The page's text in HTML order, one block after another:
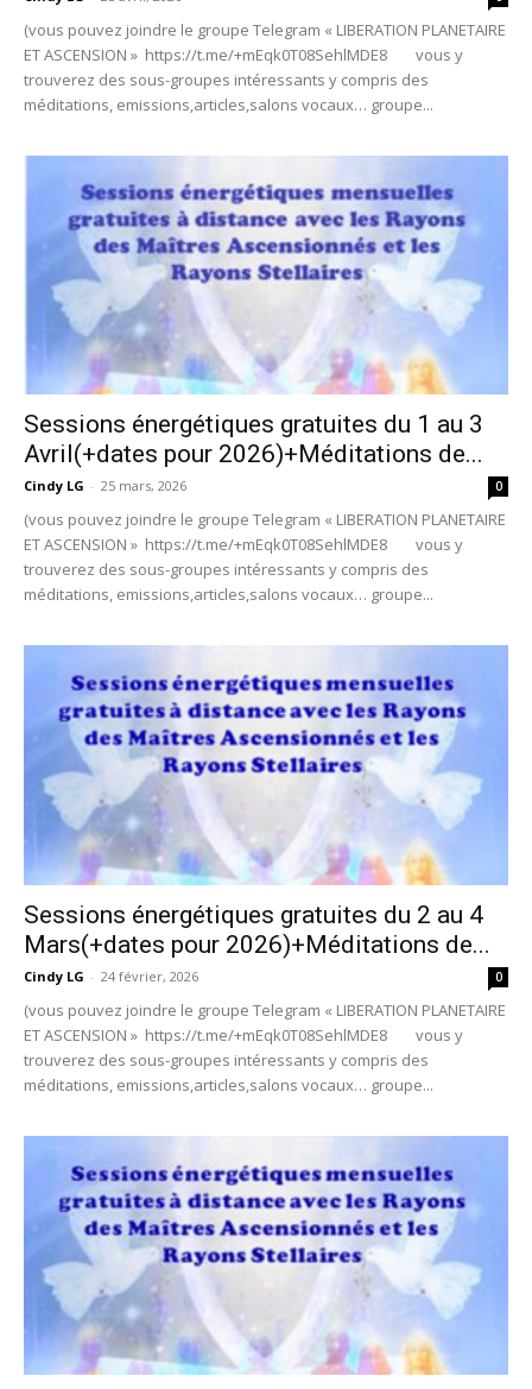
(vous pouvez joindre le groupe Telegram « LIBERATION PLANETAIRE
ET ASCENSION » https://t.me/+mEqk0T08SehlMDE8 vous y
trouverez des sous-groupes intéressants y compris des
méditations, emissions,articles,salons vocaux… groupe...
Sessions énergétiques gratuites du 1 au 3
Avril(+dates pour 2026)+Méditations de...
Cindy LG - 25 mars, 2026 0
(vous pouvez joindre le groupe Telegram « LIBERATION PLANETAIRE
ET ASCENSION » https://t.me/+mEqk0T08SehlMDE8 vous y
trouverez des sous-groupes intéressants y compris des
méditations, emissions,articles,salons vocaux… groupe...
Sessions énergétiques gratuites du 2 au 4
Mars(+dates pour 2026)+Méditations de...
Cindy LG - 24 février, 2026 0
(vous pouvez joindre le groupe Telegram « LIBERATION PLANETAIRE
ET ASCENSION » https://t.me/+mEqk0T08SehlMDE8 vous y
trouverez des sous-groupes intéressants y compris des
méditations, emissions,articles,salons vocaux… groupe...